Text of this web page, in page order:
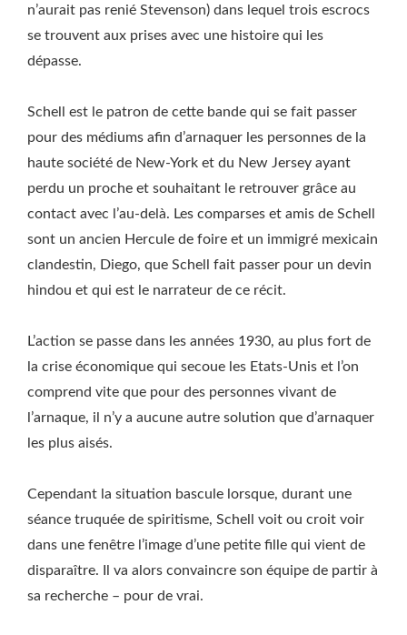
n’aurait pas renié Stevenson) dans lequel trois escrocs
se trouvent aux prises avec une histoire qui les
dépasse.
Schell est le patron de cette bande qui se fait passer
pour des médiums afin d’arnaquer les personnes de la
haute société de New-York et du New Jersey ayant
perdu un proche et souhaitant le retrouver grâce au
contact avec l’au-delà. Les comparses et amis de Schell
sont un ancien Hercule de foire et un immigré mexicain
clandestin, Diego, que Schell fait passer pour un devin
hindou et qui est le narrateur de ce récit.
L’action se passe dans les années 1930, au plus fort de
la crise économique qui secoue les Etats-Unis et l’on
comprend vite que pour des personnes vivant de
l’arnaque, il n’y a aucune autre solution que d’arnaquer
les plus aisés.
Cependant la situation bascule lorsque, durant une
séance truquée de spiritisme, Schell voit ou croit voir
dans une fenêtre l’image d’une petite fille qui vient de
disparaître. Il va alors convaincre son équipe de partir à
sa recherche – pour de vrai.